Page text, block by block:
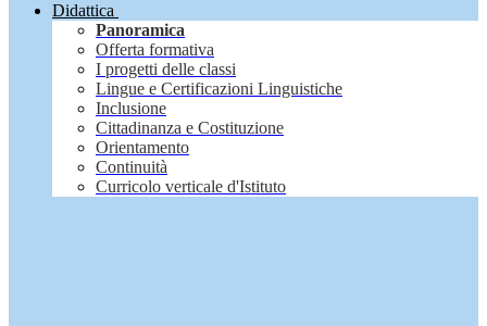
Didattica
Panoramica
Offerta formativa
I progetti delle classi
Lingue e Certificazioni Linguistiche
Inclusione
Cittadinanza e Costituzione
Orientamento
Continuità
Curricolo verticale d'Istituto